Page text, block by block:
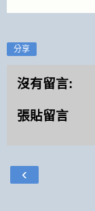
分享
沒有留言:
張貼留言
‹